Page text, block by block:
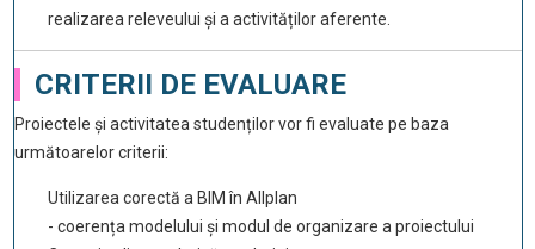
realizarea releveului și a activităților aferente.
CRITERII DE EVALUARE
Proiectele și activitatea studenților vor fi evaluate pe baza
următoarelor criterii:
Utilizarea corectă a BIM în Allplan
- coerența modelului și modul de organizare a proiectului